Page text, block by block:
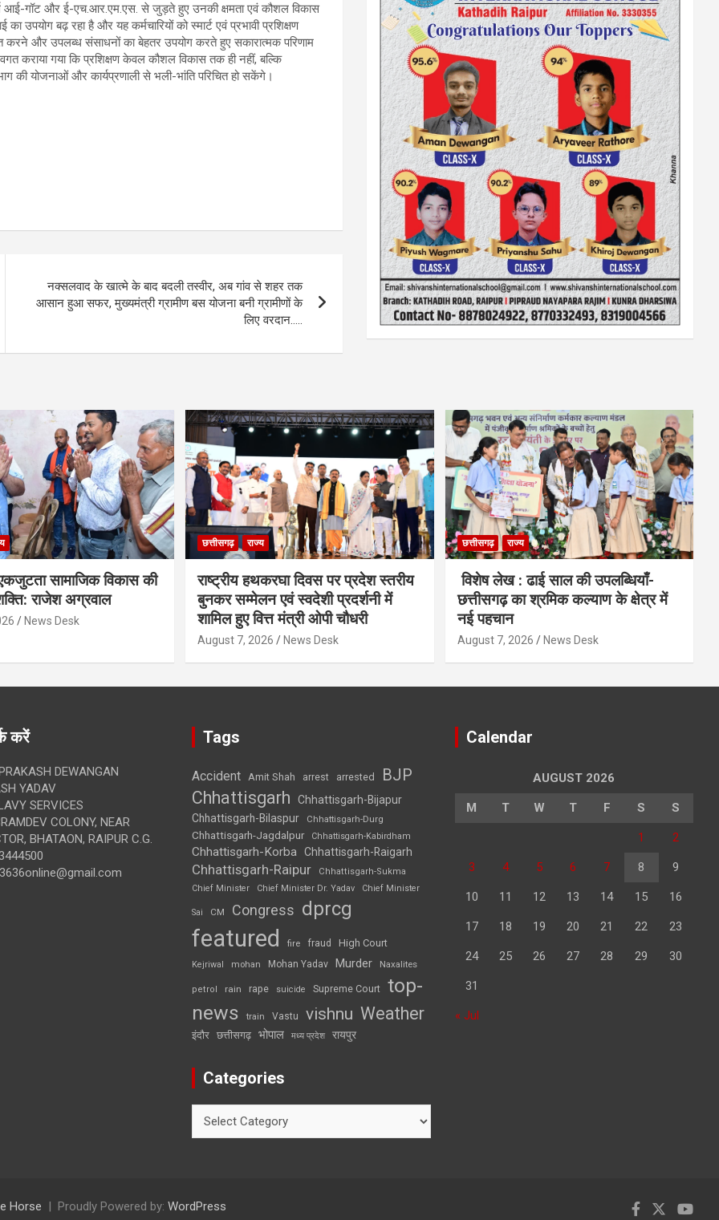
आई-गॉट और ई-एच.आर.एम.एस. से जुड़ते हुए उनकी क्षमता एवं कौशल विकास
उपयोग बढ़ रहा है और यह कर्मचारियों को स्मार्ट एवं प्रभावी प्रशिक्षण
करने और उपलब्ध संसाधनों का बेहतर उपयोग करते हुए सकारात्मक परिणाम
कराया गया कि प्रशिक्षण केवल कौशल विकास तक ही नहीं, बल्कि
की योजनाओं और कार्यप्रणाली से भली-भांति परिचित हो सकेंगे।
नक्सलवाद के खात्मे के बाद बदली तस्वीर, अब गांव से शहर तक
आसान हुआ सफर, मुख्यमंत्री ग्रामीण बस योजना बनी ग्रामीणों के
लिए वरदान…..
सामाजिक विकास की
राजेश अग्रवाल
News Desk
छत्तीसगढ़ राज्य
राष्ट्रीय हथकरघा दिवस पर प्रदेश स्तरीय
बुनकर सम्मेलन एवं स्वदेशी प्रदर्शनी में
शामिल हुए वित्त मंत्री ओपी चौधरी
August 7, 2026 News Desk
छत्तीसगढ़ राज्य
विशेष लेख : ढाई साल की उपलब्धियाँ-
छत्तीसगढ़ का श्रमिक कल्याण के क्षेत्र में
नई पहचान
August 7, 2026 News Desk
करें
DEWANGAN
YADAV
SERVICES
COLONY, NEAR
BHATAON, RAIPUR C.G.
Tags
Accident Amit Shah arrest arrested BJP
Chhattisgarh
Chhattisgarh-Bijapur
Chhattisgarh-Bilaspur
Chhattisgarh-Durg
Chhattisgarh-Jagdalpur Chhattisgarh-Kabirdham
Chhattisgarh-Korba Chhattisgarh-Raigarh
Chhattisgarh-Raipur
Chhattisgarh-Sukma
Chief Minister
Chief Minister Dr. Yadav Chief Minister
Sai CM Congress dprcg
featured fire fraud High Court
Kejriwal mohan Mohan Yadav Murder Naxalites
petrol rain rape suicide Supreme Court top-
news
train Vastu vishnu Weather
इंदौर छत्तीसगढ़ भोपाल मध्य प्रदेश रायपुर
Categories
Calendar
AUGUST 2026
M T W T F S S
1 2
3 4 5 6 7 8 9
10 11 12 13 14 15 16
17 18 19 20 21 22 23
24 25 26 27 28 29 30
31
« Jul
Horse Proudly Powered by: WordPress